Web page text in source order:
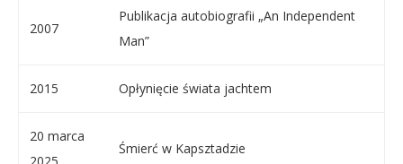
2007
Publikacja autobiografii „An Independent
Man”
2015 Opłynięcie świata jachtem
20 marca
Śmierć w Kapsztadzie